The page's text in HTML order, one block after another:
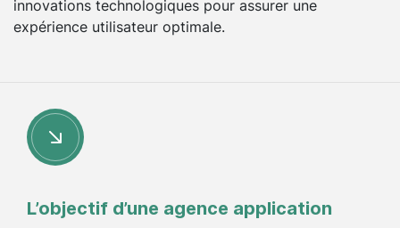
innovations technologiques pour assurer une
expérience utilisateur optimale.
Quel avantage à travailler avec une